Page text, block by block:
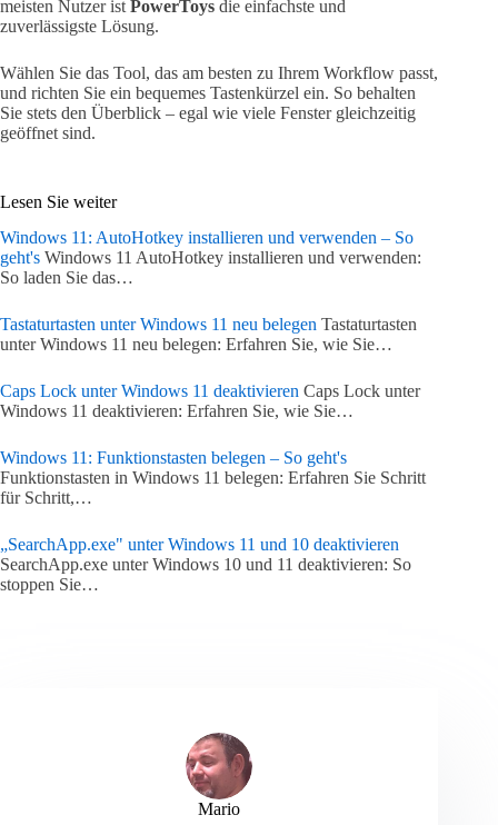
meisten Nutzer ist PowerToys die einfachste und
zuverlässigste Lösung.
Wählen Sie das Tool, das am besten zu Ihrem Workflow passt,
und richten Sie ein bequemes Tastenkürzel ein. So behalten
Sie stets den Überblick – egal wie viele Fenster gleichzeitig
geöffnet sind.
Lesen Sie weiter
Windows 11: AutoHotkey installieren und verwenden – So
geht's Windows 11 AutoHotkey installieren und verwenden:
So laden Sie das…
Tastaturtasten unter Windows 11 neu belegen Tastaturtasten
unter Windows 11 neu belegen: Erfahren Sie, wie Sie…
Caps Lock unter Windows 11 deaktivieren Caps Lock unter
Windows 11 deaktivieren: Erfahren Sie, wie Sie…
Windows 11: Funktionstasten belegen – So geht's
Funktionstasten in Windows 11 belegen: Erfahren Sie Schritt
für Schritt,…
„SearchApp.exe" unter Windows 11 und 10 deaktivieren
SearchApp.exe unter Windows 10 und 11 deaktivieren: So
stoppen Sie…
Mario